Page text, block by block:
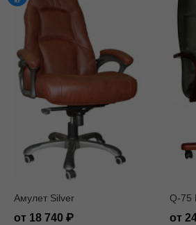
Амулет Silver
от 18 740
Q-75
от